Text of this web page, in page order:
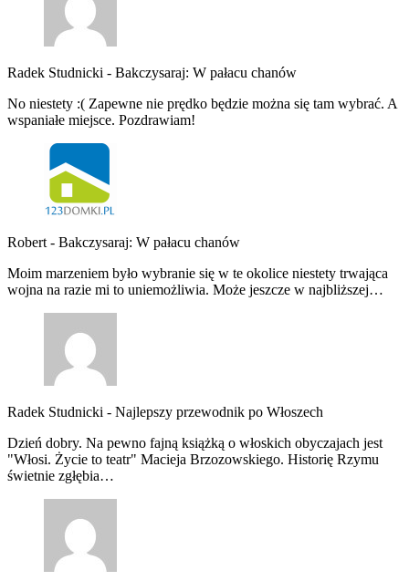
Radek Studnicki - Bakczysaraj: W pałacu chanów
No niestety :( Zapewne nie prędko będzie można się tam wybrać. A
wspaniałe miejsce. Pozdrawiam!
Robert - Bakczysaraj: W pałacu chanów
Moim marzeniem było wybranie się w te okolice niestety trwająca
wojna na razie mi to uniemożliwia. Może jeszcze w najbliższej…
Radek Studnicki - Najlepszy przewodnik po Włoszech
Dzień dobry. Na pewno fajną książką o włoskich obyczajach jest
"Włosi. Życie to teatr" Macieja Brzozowskiego. Historię Rzymu
świetnie zgłębia…